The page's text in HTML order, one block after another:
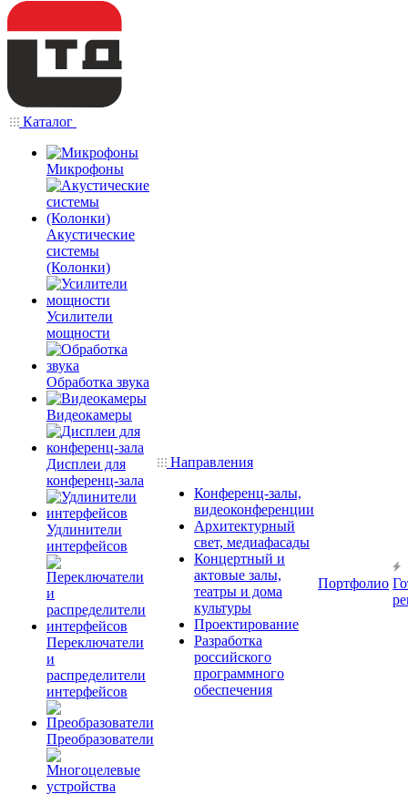
Каталог
Микрофоны
Акустические
системы
(Колонки)
Усилители
мощности
Обработка звука
Видеокамеры
Дисплеи для
конференц-зала
Удлинители
интерфейсов
Переключатели
и
распределители
интерфейсов
Преобразователи
Направления
Конференц-залы,
видеоконференции
Архитектурный
свет, медиафасады
Концертный и
актовые залы,
театры и дома
культуры
Проектирование
Разработка
российского
программного
обеспечения
Портфолио